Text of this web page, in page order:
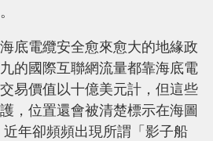
底電纜安全愈來愈大的地緣政
的國際互聯網流量都靠海底電
易價值以十億美元計，但這些
，位置還會被清楚標示在海圖
年卻頻頻出現所謂「影子船